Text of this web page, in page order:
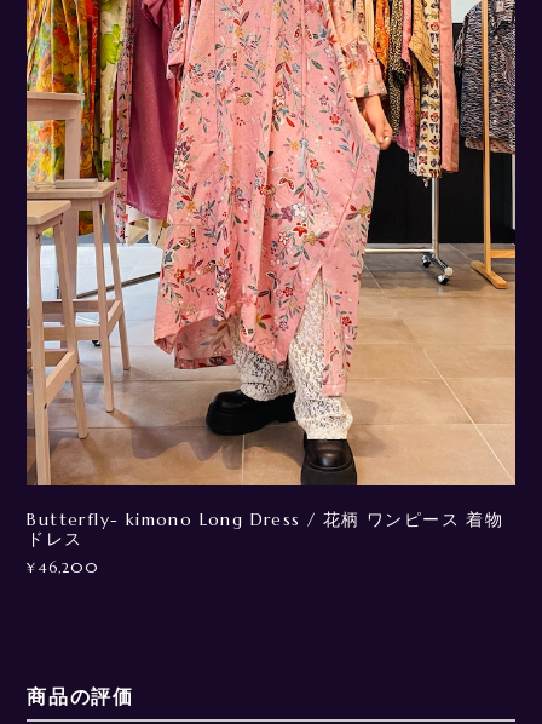
Butterfly- kimono Long Dress / 花柄 ワンピース 着物
ドレス
¥46,200
商品の評価